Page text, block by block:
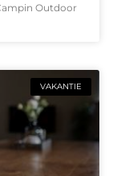
Outdoor
VAKANTIE